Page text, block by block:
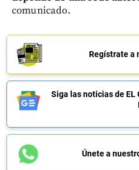
comunicado.
Regístrate a
Siga las noticias de EL
Únete a